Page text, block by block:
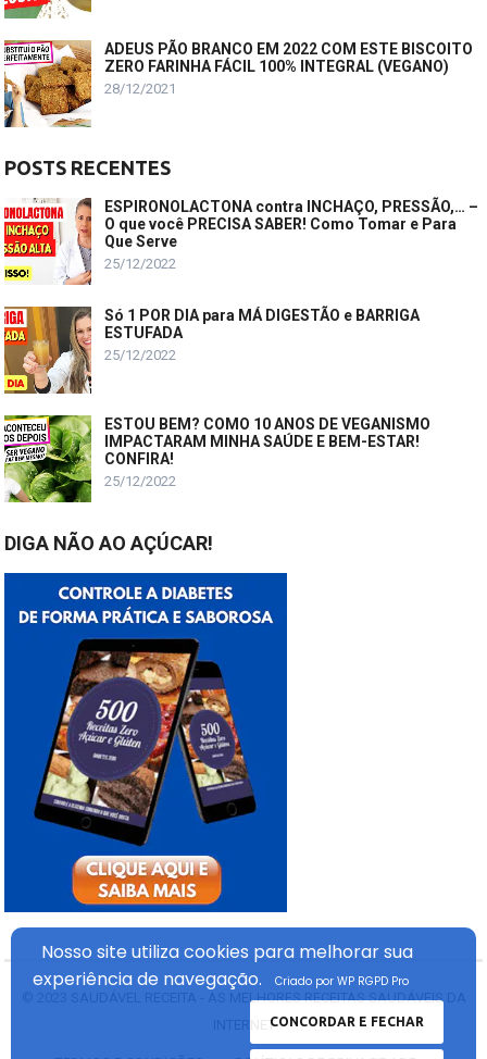
ADEUS PÃO BRANCO EM 2022 COM ESTE BISCOITO
ZERO FARINHA FÁCIL 100% INTEGRAL (VEGANO)
28/12/2021
POSTS RECENTES
ESPIRONOLACTONA contra INCHAÇO, PRESSÃO,… –
O que você PRECISA SABER! Como Tomar e Para
Que Serve
25/12/2022
Só 1 POR DIA para MÁ DIGESTÃO e BARRIGA
ESTUFADA
25/12/2022
ESTOU BEM? COMO 10 ANOS DE VEGANISMO
IMPACTARAM MINHA SAÚDE E BEM-ESTAR!
CONFIRA!
25/12/2022
DIGA NÃO AO AÇÚCAR!
SAUDÁVEL RECEITA - AS MELHORES RECEITAS SAUDÁVEIS DA
INTERNET
Nosso site utiliza cookies para melhorar sua
experiênciade navegação.
CONCORDAR E FECHAR
Criado por WP RGPD Pro